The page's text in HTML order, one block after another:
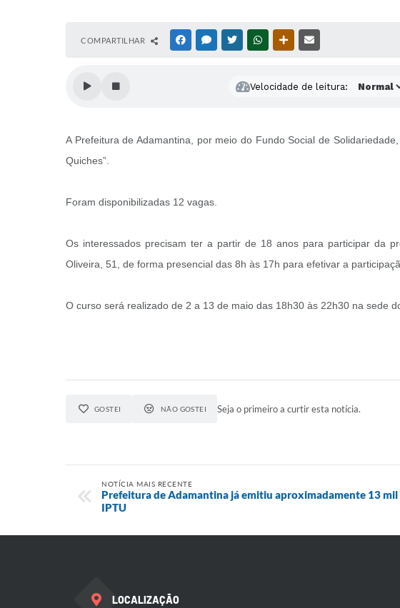
COMPARTILHAR FACEBOOKMESSENGER
TWITTERWHATSAPPOUTRAS MÍDIAS
Velocidade de leitura:
A Prefeitura de Adamantina, por meio do Fundo Social de
Quiches”.
Foram disponibilizadas 12 vagas.
Os interessados precisam ter a partir de 18 anos para participar da
Oliveira, 51, de forma presencial das 8h às 17h para efetivar a
O curso será realizado de 2 a 13 de maio das 18h30 às 22h30 na sede
GOSTEI NÃO GOSTEI Seja o primeiro a curtir esta notícia.
NOTÍCIA MAIS RECENTE
Prefeitura de Adamantina já emitiu aproximadamente 13 mil
IPTU
LOCALIZAÇÃO